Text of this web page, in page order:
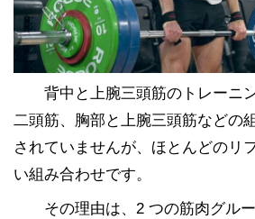
背中と上腕三頭筋のトレーニ
二頭筋、胸部と上腕三頭筋などの
されていませんが、ほとんどのリ
い組み合わせです。
その理由は、2 つの筋肉グル